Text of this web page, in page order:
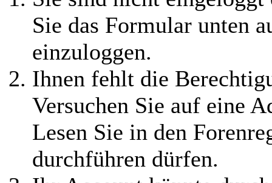
Sie das Formular unten
einzuloggen.
Ihnen fehlt die
Versuchen Sie auf eine
Lesen Sie in den
durchführen dürfen.